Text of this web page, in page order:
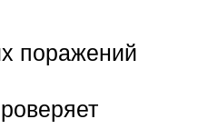
поражений